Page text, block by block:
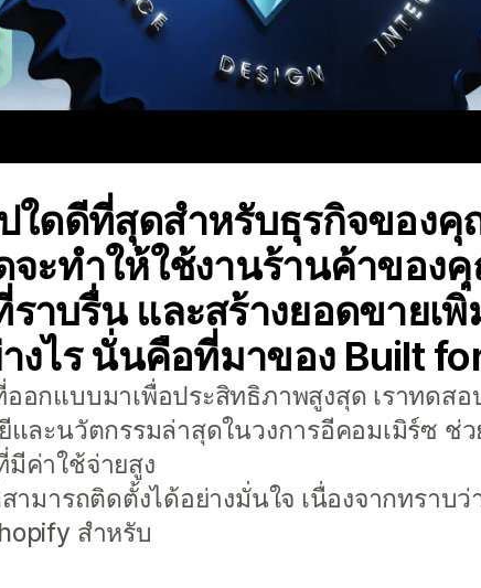
ใดดีที่สุดสำหรับธุรกิจของคุ
ะทำให้ใช้งานร้านค้าของคุ
าบรื่น และสร้างยอดขาย
งไร นั่นคือที่มาของ Built
อกแบบมาเพื่อประสิทธิภาพสูงสุด เราทดส
และนวัตกรรมล่าสุดในวงการอีคอมเมิร์ซ ช่
ค่าใช้จ่ายสูง
ามารถติดตั้งได้อย่างมั่นใจ เนื่องจากทราบ
สำหรับ